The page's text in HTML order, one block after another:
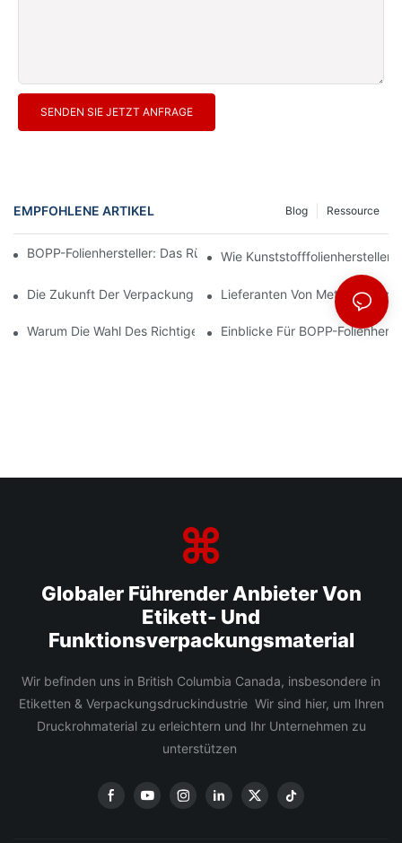
SENDEN SIE JETZT ANFRAGE
EMPFOHLENE ARTIKEL Ressource
Blog
BOPP-Folienhersteller: Das Rückgrat Flexibler Verpackungen
Wie Kunststofffolienhersteller
Die Zukunft Der Verpackung: Einblicke Führender
Lieferanten Von
Warum Die Wahl Des Richtigen BOPP-Folienlieferanten Für Ihr
Einblicke Für BOPP-
Globaler Führender Anbieter Von
Etikett- Und
Funktionsverpackungsmaterial
Wir befinden uns in British Columbia Canada, insbesondere in
Etiketten & Verpackungsdruckindustrie Wir sind hier, um Ihren
Druckrohmaterial zu erleichtern und Ihr Unternehmen zu
unterstützen